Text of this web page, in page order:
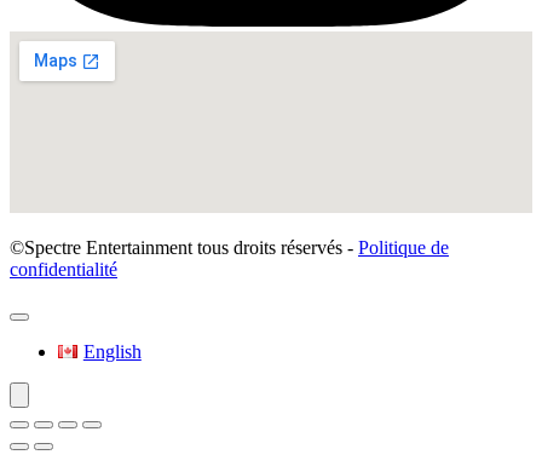
©Spectre Entertainment tous droits réservés - Politique de
confidentialité
English